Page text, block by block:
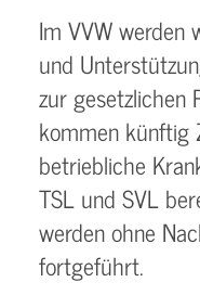
Im VVW werden
und
zur gesetzlichen
kommen künftig
betriebliche
TSL und SVL
werden ohne
fortgeführt.